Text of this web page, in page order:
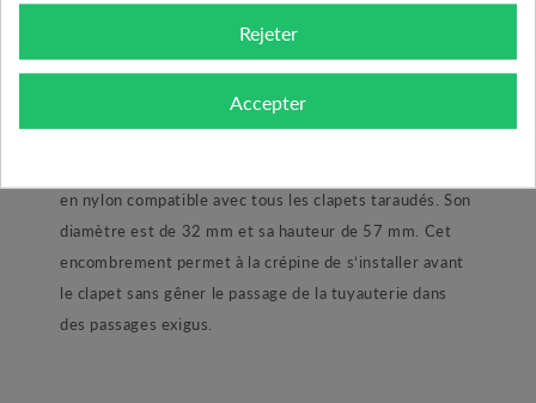
montage et démontage sans difficulté. Également cette
crépine 394 peut-être installée dans une installation
d’eau potable, elle répond à la norme ACS.
en nylon compatible avec tous les clapets taraudés. Son
diamètre est de 32 mm et sa hauteur de 57 mm. Cet
encombrement permet à la crépine de s’installer avant
le clapet sans gêner le passage de la tuyauterie dans
des passages exigus.
Rejeter
Accepter